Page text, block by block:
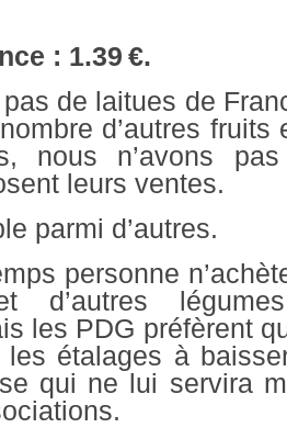
: 1.39 €.
de laitues de
d’autres fruits
nous n’avons
leurs ventes.
parmi d’autres.
personne
d’autres
les PDG préfèrent
les étalages à
qui ne lui servira